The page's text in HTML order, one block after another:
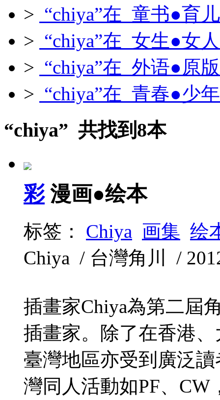
> “chiya”在 童书●育儿
> “chiya”在 女生●女人
> “chiya”在 外语●原版
> “chiya”在 青春●少年
“chiya” 共找到8本
彩 漫画●绘本
标签： Chiya 画集 绘
Chiya / 台灣角川 /
插畫家Chiya為第二屆
插畫家。除了在香港
臺灣地區亦受到廣泛
灣同人活動如PF、